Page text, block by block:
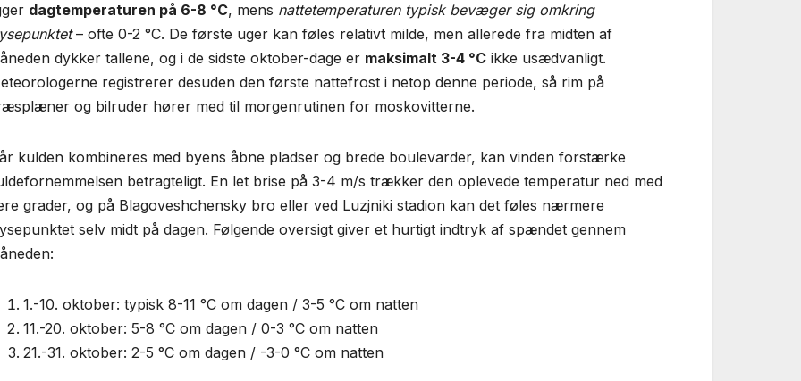
dagtemperaturen på 6-8 °C, mens nattetemperaturen typisk bevæger sig omkring
– ofte 0-2 °C. De første uger kan føles relativt milde, men allerede fra midten af
dykker tallene, og i de sidste oktober-dage er maksimalt 3-4 °Cikke usædvanligt.
registrerer desuden den første nattefrost i netop denne periode, så rim på
og bilruder hører med til morgenrutinen for moskovitterne.
kulden kombineres med byens åbne pladser og brede boulevarder, kan vinden forstærke
betragteligt. En let brise på 3-4 m/s trækker den oplevede temperatur ned med
grader, og på Blagoveshchensky bro eller ved Luzjniki stadion kan det føles nærmere
selv midt på dagen. Følgende oversigt giver et hurtigt indtryk af spændet gennem
1.-10. oktober: typisk 8-11 °C om dagen / 3-5 °C om natten
11.-20. oktober: 5-8 °C om dagen / 0-3 °C om natten
21.-31. oktober: 2-5 °C om dagen / -3-0 °C om natten